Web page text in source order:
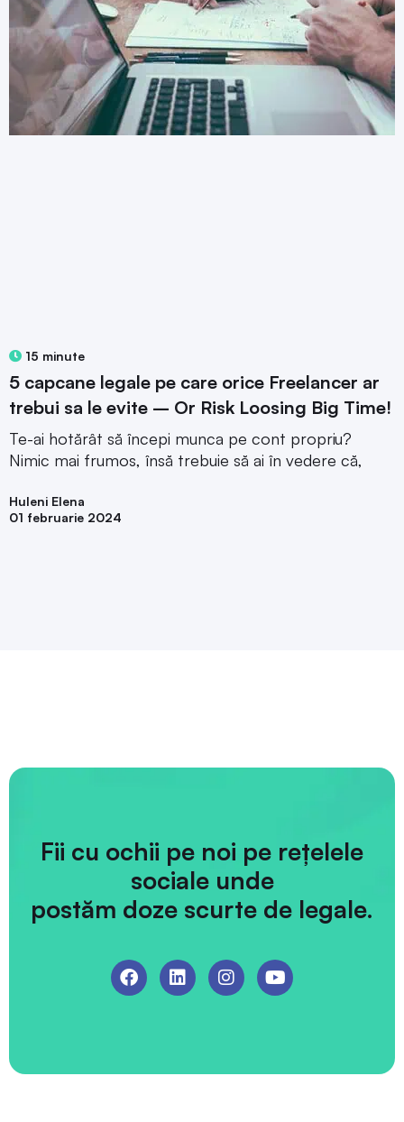
15 minute
5 capcane legale pe care orice Freelancer ar
trebui sa le evite – Or Risk Loosing Big Time!
Te-ai hotărât să începi munca pe cont propriu?
Nimic mai frumos, însă trebuie să ai în vedere că,
Huleni Elena
01 februarie 2024
Fii cu ochii pe noi pe rețelele
sociale unde
postăm doze scurte de legale.